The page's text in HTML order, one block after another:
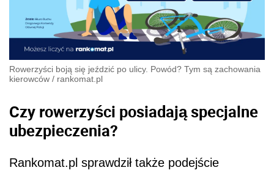
Rowerzyści boją się jeździć po ulicy. Powód? Tym są zachowania
kierowców / rankomat.pl
Czy rowerzyści posiadają specjalne
ubezpieczenia?
Rankomat.pl sprawdził także podejście